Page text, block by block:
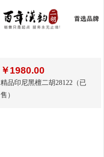
￥1980.00
精品印尼黑檀二胡28122（已
售）